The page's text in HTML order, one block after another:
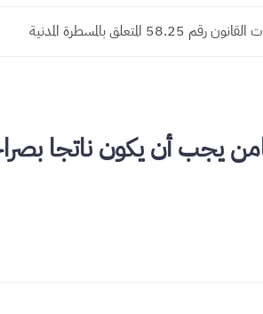
المتعلق بالمسطرة المدنية
يجب أن يكون ناتجا